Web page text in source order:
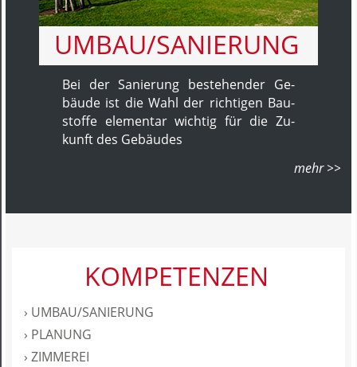
UMBAU/SANIERUNG
Bei der Sa­nie­rung be­ste­hen­der Ge­
bäu­de ist die Wahl der rich­ti­gen Bau­
stoffe ele­men­tar wichtig für die Zu­
kunft des Ge­bäu­des
KOMPETENZEN
› UMBAU/SANIERUNG
› PLANUNG
› ZIMMEREI